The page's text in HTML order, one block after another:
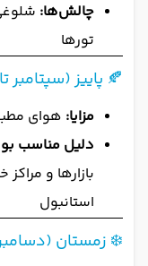
چالش‌ها:
تورها
🍂 پاییز (سپتامبر
مزایا: هوای
دلیل مناسب
بازارها و
استانبول
❄️ زمستان